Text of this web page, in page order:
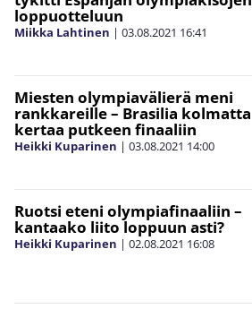
loppuotteluun
Miikka Lahtinen | 03.08.2021 16:41
Miesten olympiavälierä meni
rankkareille – Brasilia kolmatta
kertaa putkeen finaaliin
Heikki Kuparinen | 03.08.2021 14:00
Ruotsi eteni olympiafinaaliin –
kantaako liito loppuun asti?
Heikki Kuparinen | 02.08.2021 16:08